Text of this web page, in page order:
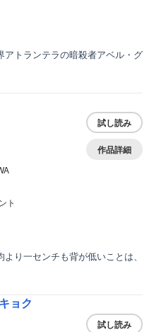
トランテラの暗殺者アベル・グ
ト
試し読み
作品詳細
り一センチも背が低いことは、
ョク
試し読み